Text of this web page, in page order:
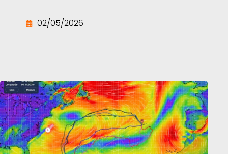
02/05/2026